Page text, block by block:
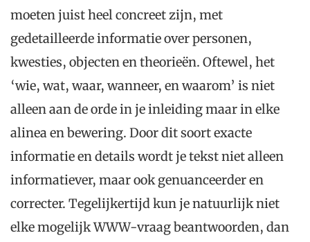
moeten juist heel concreet zijn, met
gedetailleerde informatie over personen,
kwesties, objecten en theorieën. Oftewel, het
‘wie, wat, waar, wanneer, en waarom’ is niet
alleen aan de orde in je inleiding maar in elke
alinea en bewering. Door dit soort exacte
informatie en details wordt je tekst niet alleen
informatiever, maar ook genuanceerder en
correcter. Tegelijkertijd kun je natuurlijk niet
elke mogelijk WWW-vraag beantwoorden, dan